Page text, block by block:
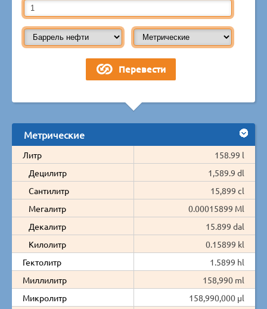
Метрические
Литр
158.99 l
Децилитр
1,589.9 dl
Сантилитр
15,899 cl
Мегалитр
0.00015899 Ml
Декалитр
15.899 dal
Килолитр
0.15899 kl
Гектолитр
1.5899 hl
Миллилитр
158,990 ml
Микролитр
158,990,000 µl